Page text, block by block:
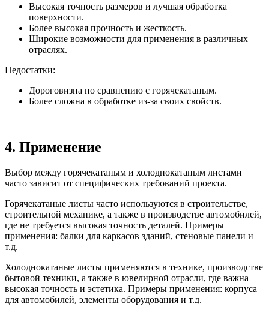
Высокая точность размеров и лучшая обработка
поверхности.
Более высокая прочность и жесткость.
Широкие возможности для применения в различных
отраслях.
Недостатки:
Дороговизна по сравнению с горячекатаным.
Более сложна в обработке из-за своих свойств.
4. Применение
Выбор между горячекатаным и холоднокатаным листами
часто зависит от специфических требований проекта.
Горячекатаные листы часто используются в строительстве,
строительной механике, а также в производстве автомобилей,
где не требуется высокая точность деталей. Примеры
применения: балки для каркасов зданий, стеновые панели и
т.д.
Холоднокатаные листы применяются в технике, производстве
бытовой техники, а также в ювелирной отрасли, где важна
высокая точность и эстетика. Примеры применения: корпуса
для автомобилей, элементы оборудования и т.д.